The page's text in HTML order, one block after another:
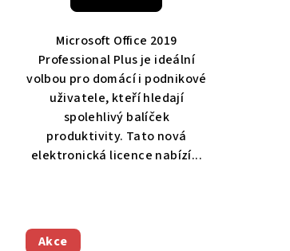
Microsoft Office 2019
Professional Plus je ideální
volbou pro domácí i podnikové
uživatele, kteří hledají
spolehlivý balíček
produktivity. Tato nová
elektronická licence nabízí...
Akce